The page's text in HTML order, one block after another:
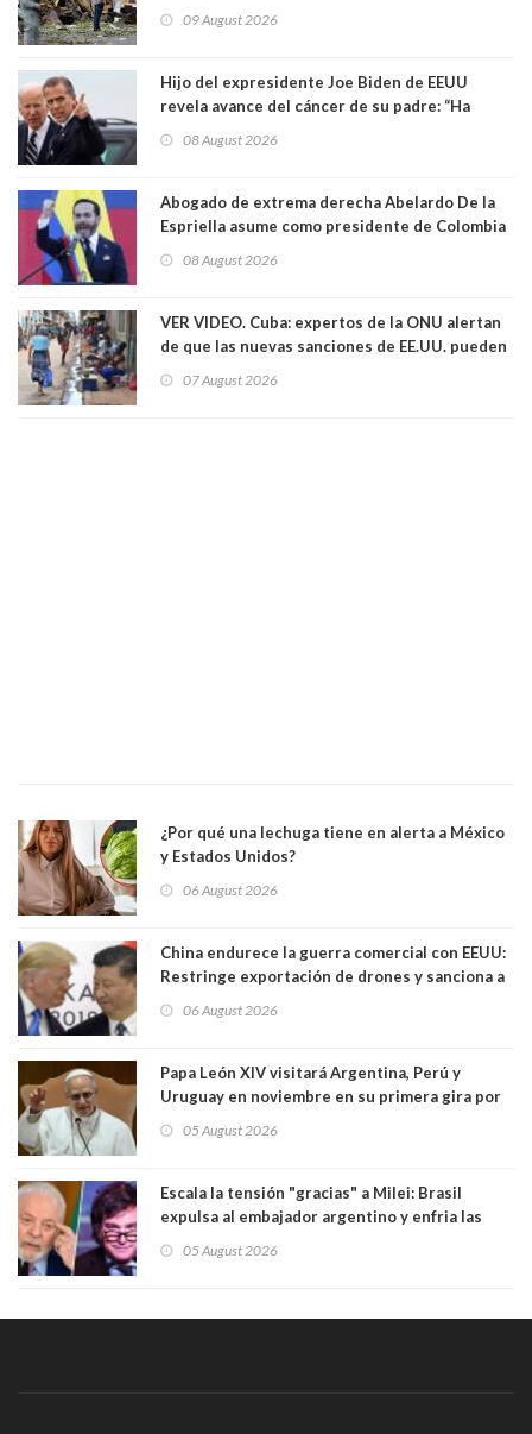
09 August 2026
Hijo del expresidente Joe Biden de EEUU
revela avance del cáncer de su padre: “Ha
08 August 2026
Abogado de extrema derecha Abelardo De la
Espriella asume como presidente de Colombia
08 August 2026
VER VIDEO. Cuba: expertos de la ONU alertan
de que las nuevas sanciones de EE.UU. pueden
07 August 2026
¿Por qué una lechuga tiene en alerta a México
y Estados Unidos?
06 August 2026
China endurece la guerra comercial con EEUU:
Restringe exportación de drones y sanciona a
06 August 2026
Papa León XIV visitará Argentina, Perú y
Uruguay en noviembre en su primera gira por
05 August 2026
Escala la tensión "gracias" a Milei: Brasil
expulsa al embajador argentino y enfria las
trasandino
05 August 2026